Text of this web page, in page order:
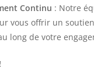
Continu : Notre
vous offrir un
long de votre